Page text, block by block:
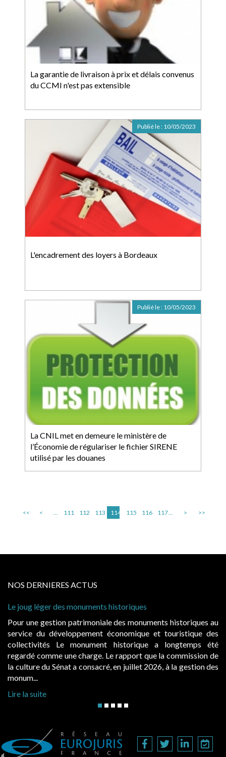
La garantie de livraison à prix et délais convenus
du CCMI n'est pas extensible
L'encadrement des loyers à Bordeaux
Publié le : 10/05/2023
La CNIL met en demeure le ministère de
l’Économie de régulariser le fichier SIRENE
utilisé par les douanes
Publié le : 10/05/2023
<< < ... 111 112 113 114 115 116 117... > >>
NOS DERNIERES ACTUS
historiques au
et touristique des
a longtemps été
que la commission de
2026, à la gestion des
Cabines de plage : le juge admet des
Evocatrices des bains de mer, les
également un beau sujet domanial.
public, elles donnent lieu au
d’occupation. Saisies par des